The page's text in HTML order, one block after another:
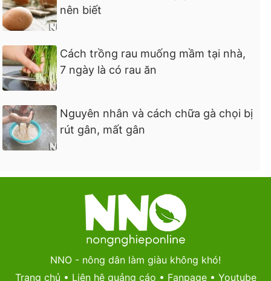
nên biết
Cách trồng rau muống mầm tại nhà,
7 ngày là có rau ăn
Nguyên nhân và cách chữa gà chọi bị
rút gân, mất gân
NNO - nông dân làm giàu không khó!
Trang chủ • Liên hệ quảng cáo • Fanpage• Youtube